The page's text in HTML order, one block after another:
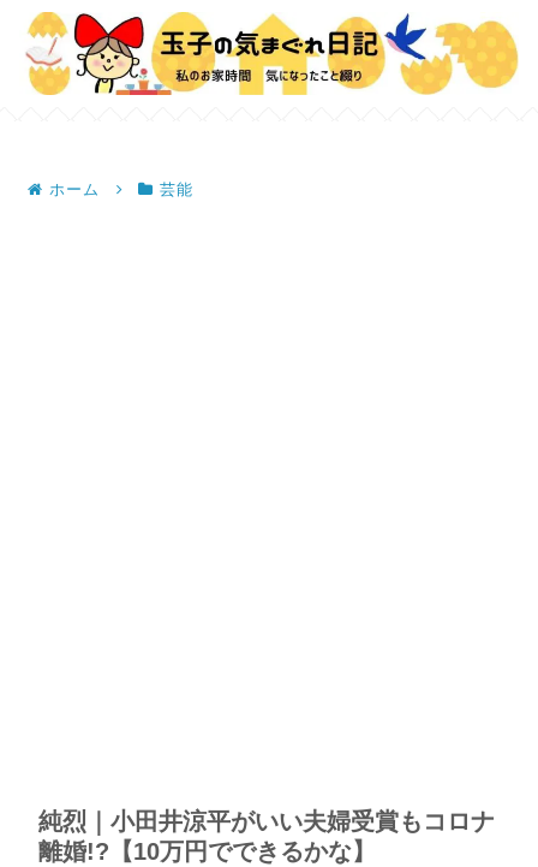
ホーム 芸能
純烈｜小田井涼平がいい夫婦受賞もコロナ
離婚!?【10万円でできるかな】